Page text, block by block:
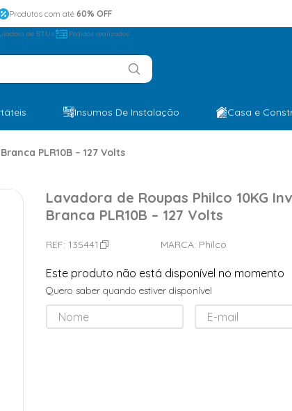
Produtos com até 60% OFF
de BTUs Pedidos realizados
Insumos De Instalação Casa e
PLR10B – 127 Volts
Lavadora de Roupas Philco 10KG
Branca PLR10B – 127 Volts
REF: 135441 MARCA: Philco
Este produto não está disponível no momento
Quero saber quando estiver disponível